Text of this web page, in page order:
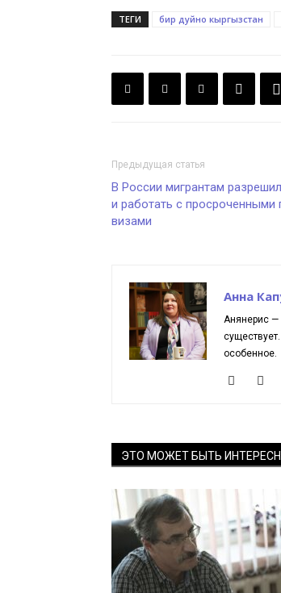
ТЕГИ бир дуйно кыргызстан
Предыдущая статья
В России мигрантам
и работать с просроченными
визами
Анна
Анянерис —
особенное.
ЭТО МОЖЕТ БЫТЬ